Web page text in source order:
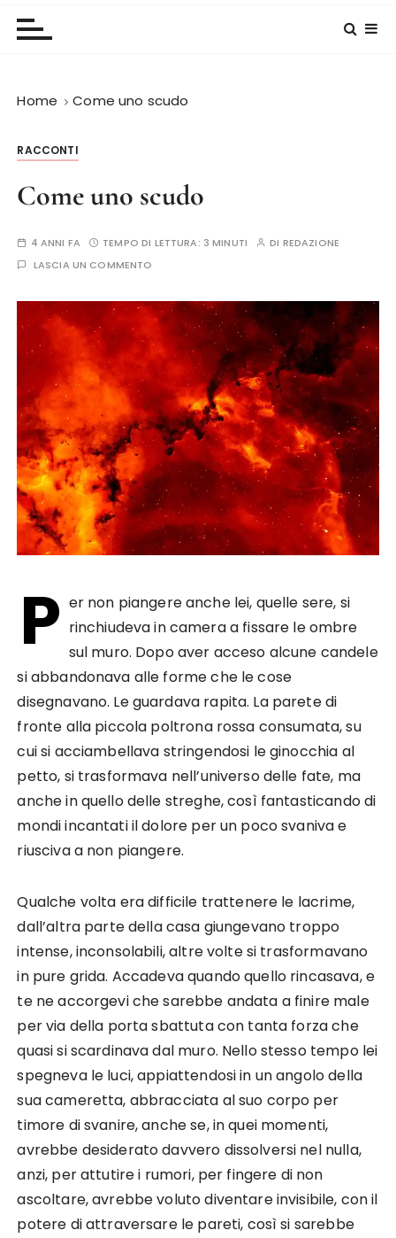
Home Come uno scudo
RACCONTI
Come uno scudo
4 ANNI FA TEMPO DI LETTURA: 3 MINUTI DI REDAZIONE
LASCIA UN COMMENTO
P er non piangere anche lei, quelle sere, si
rinchiudeva in camera a fissare le ombre
sul muro. Dopo aver acceso alcune candele
si abbandonava alle forme che le cose
disegnavano. Le guardava rapita. La parete di
fronte alla piccola poltrona rossa consumata, su
cui si acciambellava stringendosi le ginocchia al
petto, si trasformava nell’universo delle fate, ma
anche in quello delle streghe, così fantasticando di
mondi incantati il dolore per un poco svaniva e
riusciva a non piangere.
Qualche volta era difficile trattenere le lacrime,
dall’altra parte della casa giungevano troppo
intense, inconsolabili, altre volte si trasformavano
in pure grida. Accadeva quando quello rincasava, e
te ne accorgevi che sarebbe andata a finire male
per via della porta sbattuta con tanta forza che
quasi si scardinava dal muro. Nello stesso tempo lei
spegneva le luci, appiattendosi in un angolo della
sua cameretta, abbracciata al suo corpo per
timore di svanire, anche se, in quei momenti,
avrebbe desiderato davvero dissolversi nel nulla,
anzi, per attutire i rumori, per fingere di non
ascoltare, avrebbe voluto diventare invisibile, con il
potere di attraversare le pareti, così si sarebbe